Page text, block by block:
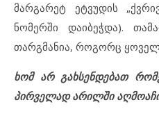
მარგარეტ ეტვუდის
ნომერში დაიბეჭდა).
თარგმანია, როგორც
ხომ არ გახსენდებათ
პირველად არილში